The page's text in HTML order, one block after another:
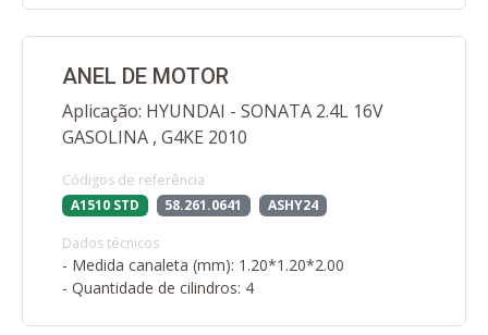
ANEL DE MOTOR
Aplicação: HYUNDAI - SONATA 2.4L 16V
GASOLINA , G4KE 2010
Códigos de referência
A1510 STD
58.261.0641 ASHY24
Dados técnicos
- Medida canaleta (mm): 1.20*1.20*2.00
- Quantidade de cilindros: 4